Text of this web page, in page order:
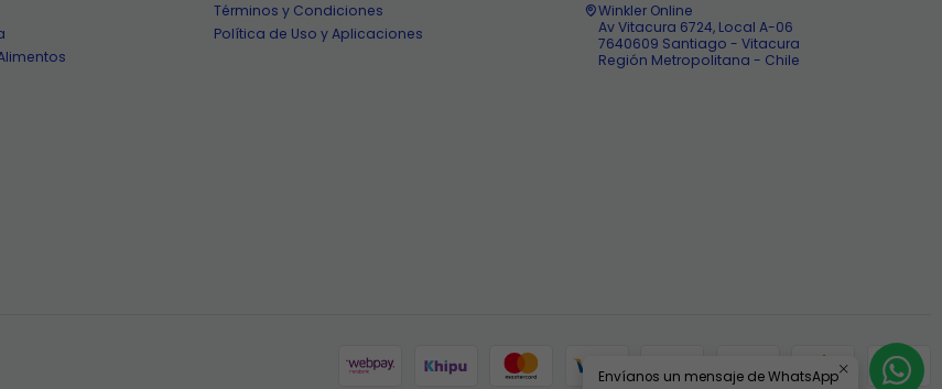
Términos y Condiciones
Política de Uso y Aplicaciones
Winkler Online
Av Vitacura 6724, Local A-06
7640609 Santiago - Vitacura
Región Metropolitana - Chile
Envíanos un mensaje de WhatsApp